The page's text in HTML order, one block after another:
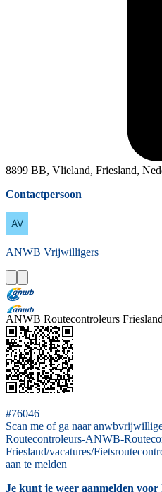
8899 BB, Vlieland, Friesland,
Contactpersoon
ANWB Vrijwilligers
ANWB Routecontroleurs
#76046
Scan me of ga naar
Routecontroleurs-ANWB-
Friesland/vacatures/
aan te melden
Je kunt je weer aanmelden